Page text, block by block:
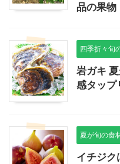
品の果物
四季折々旬
岩ガキ
感タップ
夏が旬の食
イチジク